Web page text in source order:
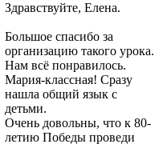
Здравствуйте, Елена.
Большое спасибо за
организацию такого урока.
Нам всё понравилось.
Мария-классная! Сразу
нашла общий язык с
детьми.
Очень довольны, что к 80-
летию Победы проведи